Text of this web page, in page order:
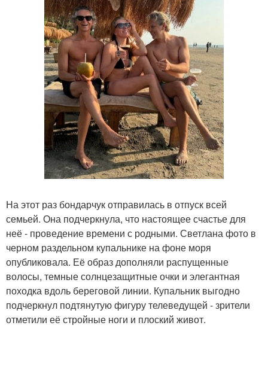
На этот раз бондарчук отправилась в отпуск всей
семьей. Она подчеркнула, что настоящее счастье для
неё - проведение времени с родными. Светлана фото в
черном раздельном купальнике на фоне моря
опубликовала. Её образ дополняли распущенные
волосы, темные солнцезащитные очки и элегантная
походка вдоль береговой линии. Купальник выгодно
подчеркнул подтянутую фигуру телеведущей - зрители
отметили её стройные ноги и плоский живот.